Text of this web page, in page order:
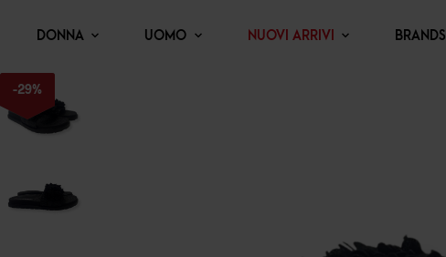
DONNA UOMO NUOVI ARRIVI BRANDS
-29%